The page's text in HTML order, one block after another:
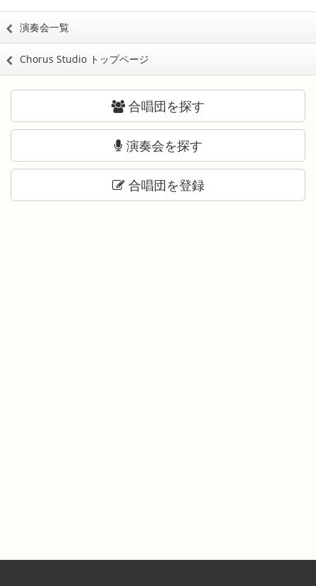
演奏会一覧
Chorus Studio トップページ
合唱団を探す
演奏会を探す
合唱団を登録